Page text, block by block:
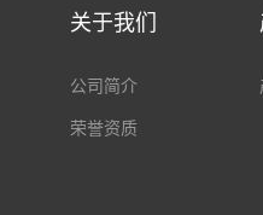
关于我们
公司简介
荣誉资质